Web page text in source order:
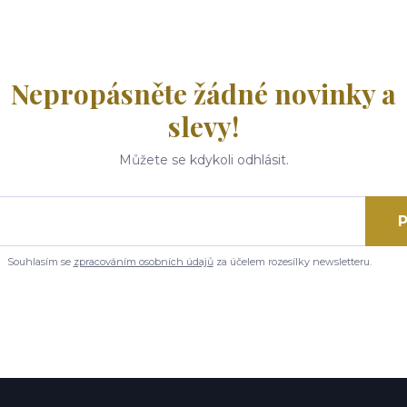
Nepropásněte žádné novinky a
slevy!
Můžete se kdykoli odhlásit.
Souhlasím se zpracováním osobních údajůza účelem rozesílky newsletteru.